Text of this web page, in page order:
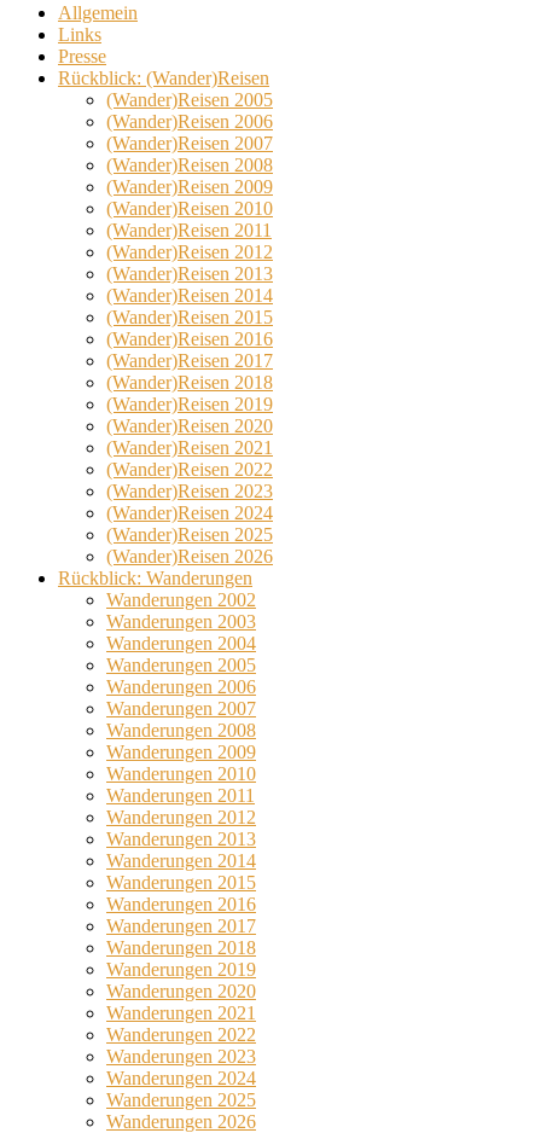
Allgemein
Links
Presse
Rückblick: (Wander)Reisen
(Wander)Reisen 2005
(Wander)Reisen 2006
(Wander)Reisen 2007
(Wander)Reisen 2008
(Wander)Reisen 2009
(Wander)Reisen 2010
(Wander)Reisen 2011
(Wander)Reisen 2012
(Wander)Reisen 2013
(Wander)Reisen 2014
(Wander)Reisen 2015
(Wander)Reisen 2016
(Wander)Reisen 2017
(Wander)Reisen 2018
(Wander)Reisen 2019
(Wander)Reisen 2020
(Wander)Reisen 2021
(Wander)Reisen 2022
(Wander)Reisen 2023
(Wander)Reisen 2024
(Wander)Reisen 2025
(Wander)Reisen 2026
Rückblick: Wanderungen
Wanderungen 2002
Wanderungen 2003
Wanderungen 2004
Wanderungen 2005
Wanderungen 2006
Wanderungen 2007
Wanderungen 2008
Wanderungen 2009
Wanderungen 2010
Wanderungen 2011
Wanderungen 2012
Wanderungen 2013
Wanderungen 2014
Wanderungen 2015
Wanderungen 2016
Wanderungen 2017
Wanderungen 2018
Wanderungen 2019
Wanderungen 2020
Wanderungen 2021
Wanderungen 2022
Wanderungen 2023
Wanderungen 2024
Wanderungen 2025
Wanderungen 2026